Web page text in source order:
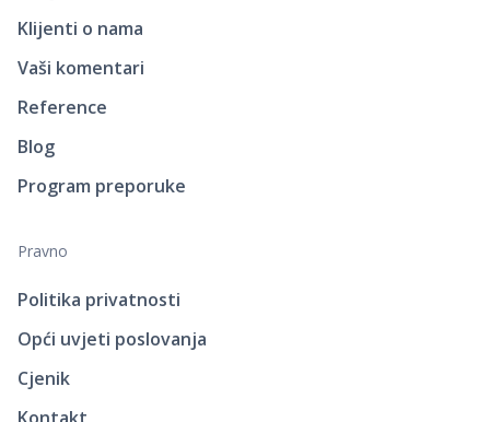
Klijenti o nama
Vaši komentari
Reference
Blog
Program preporuke
Pravno
Politika privatnosti
Opći uvjeti poslovanja
Cjenik